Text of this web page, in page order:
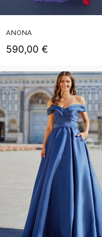
ANONA
590,00 €